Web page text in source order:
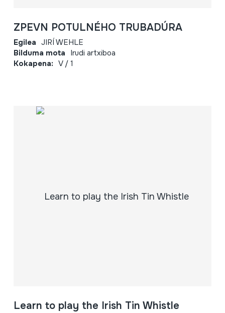
ZPEVN POTULNÉHO TRUBADÚRA
Egilea JIRÍ WEHLE
Bilduma mota Irudi artxiboa
Kokapena: V / 1
Learn to play the Irish Tin Whistle